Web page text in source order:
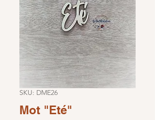
SKU: DME26
Mot "Eté"